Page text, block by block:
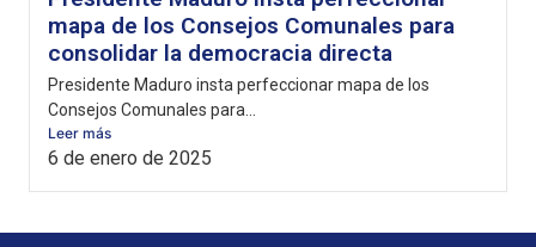
mapa de los Consejos Comunales para
consolidar la democracia directa
Presidente Maduro insta perfeccionar mapa de los
Consejos Comunales para...
Leer más
6 de enero de 2025